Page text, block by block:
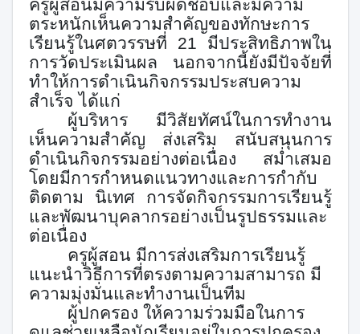
ครูผู้สอนมีความรับผิดชอบและมีความ
ตระหนักเห็นความสำคัญของทักษะการ
เรียนรู้ในศตวรรษที่ 21 มีประสิทธิภาพใน
การวัดประเมินผล นอกจากนี้ยังมีปัจจัยที่
ทำให้การดำเนินกิจกรรมประสบความ
สำเร็จ ได้แก่
ผู้บริหาร มีวิสัยทัศน์ในการทำงาน
เห็นความสำคัญ ส่งเสริม สนับสนุนการ
ดำเนินกิจกรรมอย่างต่อเนื่อง สม่ำเสมอ
โดยมีการกำหนดแนวทางและการกำกับ
ติดตาม นิเทศ การจัดกิจกรรมการเรียนรู้
และพัฒนาบุคลากรอย่างเป็นรูปธรรมและ
ต่อเนื่อง
ครูผู้สอน มีการส่งเสริมการเรียนรู้
แนะนำวิธีการที่ตรงตามความสามารถ มี
ความมุ่งมั่นและทำงานเป็นทีม
ผู้ปกครอง ให้ความร่วมมือในการ